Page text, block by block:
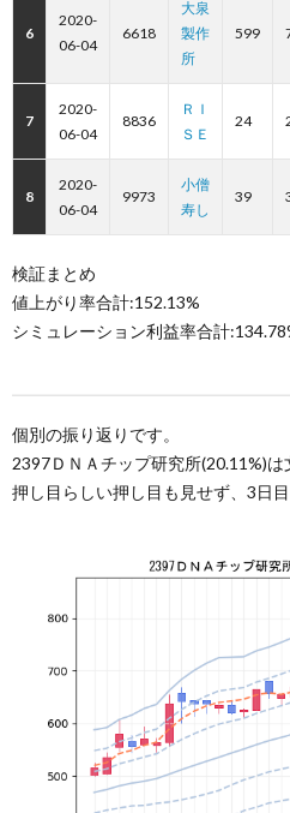
6
2020-
06-04
6618
大泉
製作
所
599
7
2020-
06-04
8836
ＲＩ
ＳＥ
24
8
2020-
06-04
9973
小僧
寿し
39
検証まとめ
値上がり率合計:152.13%
シミュレーション利益率合計
個別の振り返りです。
2397ＤＮＡチップ研究所(20.11%)は
押し目らしい押し目も見せず、3日